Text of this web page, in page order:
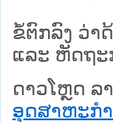
ຂໍ້ຕົກລົງ ວ່າ
ແລະ ຫັດຖະ
ດາວໂຫຼດ ລ
ອຸດສາຫະກ